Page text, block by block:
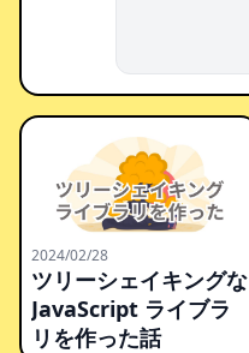
2024/02/28
ツリーシェイキングな
JavaScript ライブラ
リを作った話